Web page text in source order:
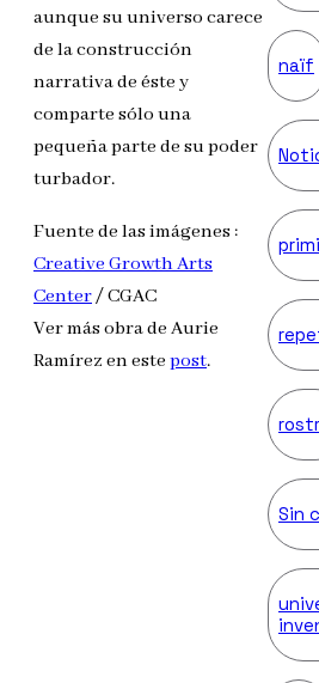
aunque su universo carece
de la construcción
narrativa de éste y
comparte sólo una
pequeña parte de su poder
turbador.
Fuente de las imágenes :
Creative Growth Arts
Center/ CGAC
Ver más obra de Aurie
Ramírez en este post.
naïf
Sin